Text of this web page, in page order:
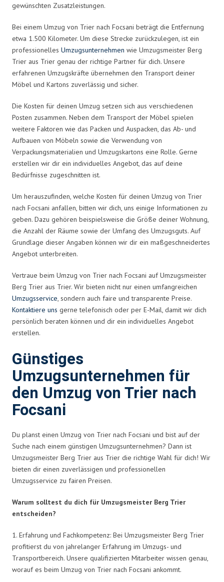
gewünschten Zusatzleistungen.
Bei einem Umzug von Trier nach Focsani beträgt die Entfernung
etwa 1.500 Kilometer. Um diese Strecke zurückzulegen, ist ein
professionelles Umzugsunternehmen wie Umzugsmeister Berg
Trier aus Trier genau der richtige Partner für dich. Unsere
erfahrenen Umzugskräfte übernehmen den Transport deiner
Möbel und Kartons zuverlässig und sicher.
Die Kosten für deinen Umzug setzen sich aus verschiedenen
Posten zusammen. Neben dem Transport der Möbel spielen
weitere Faktoren wie das Packen und Auspacken, das Ab- und
Aufbauen von Möbeln sowie die Verwendung von
Verpackungsmaterialien und Umzugskartons eine Rolle. Gerne
erstellen wir dir ein individuelles Angebot, das auf deine
Bedürfnisse zugeschnitten ist.
Um herauszufinden, welche Kosten für deinen Umzug von Trier
nach Focsani anfallen, bitten wir dich, uns einige Informationen zu
geben. Dazu gehören beispielsweise die Größe deiner Wohnung,
die Anzahl der Räume sowie der Umfang des Umzugsguts. Auf
Grundlage dieser Angaben können wir dir ein maßgeschneidertes
Angebot unterbreiten.
Vertraue beim Umzug von Trier nach Focsani auf Umzugsmeister
Berg Trier aus Trier. Wir bieten nicht nur einen umfangreichen
Umzugsservice, sondern auch faire und transparente Preise.
Kontaktiere uns gerne telefonisch oder per E-Mail, damit wir dich
persönlich beraten können und dir ein individuelles Angebot
erstellen.
Günstiges
Umzugsunternehmen für
den Umzug von Trier nach
Focsani
Du planst einen Umzug von Trier nach Focsani und bist auf der
Suche nach einem günstigen Umzugsunternehmen? Dann ist
Umzugsmeister Berg Trier aus Trier die richtige Wahl für dich! Wir
bieten dir einen zuverlässigen und professionellen
Umzugsservice zu fairen Preisen.
Warum solltest du dich für Umzugsmeister Berg Trier
entscheiden?
1. Erfahrung und Fachkompetenz: Bei Umzugsmeister Berg Trier
profitierst du von jahrelanger Erfahrung im Umzugs- und
Transportbereich. Unsere qualifizierten Mitarbeiter wissen genau,
worauf es beim Umzug von Trier nach Focsani ankommt.